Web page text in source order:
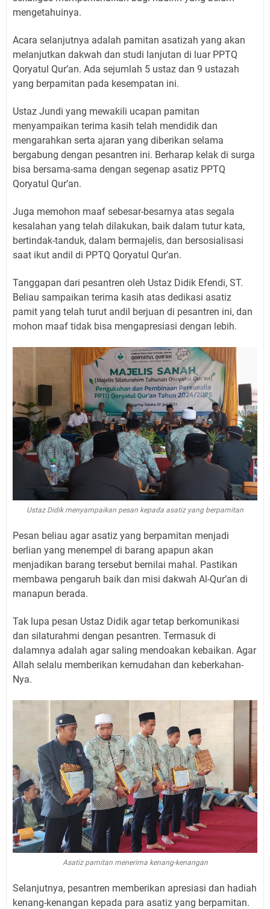
mengetahuinya.
Acara selanjutnya adalah pamitan asatizah yang akan
melanjutkan dakwah dan studi lanjutan di luar PPTQ
Qoryatul Qur’an. Ada sejumlah 5 ustaz dan 9 ustazah
yang berpamitan pada kesempatan ini.
Ustaz Jundi yang mewakili ucapan pamitan
menyampaikan terima kasih telah mendidik dan
mengarahkan serta ajaran yang diberikan selama
bergabung dengan pesantren ini. Berharap kelak di surga
bisa bersama-sama dengan segenap asatiz PPTQ
Qoryatul Qur’an.
Juga memohon maaf sebesar-besarnya atas segala
kesalahan yang telah dilakukan, baik dalam tutur kata,
bertindak-tanduk, dalam bermajelis, dan bersosialisasi
saat ikut andil di PPTQ Qoryatul Qur’an.
Tanggapan dari pesantren oleh Ustaz Didik Efendi, ST.
Beliau sampaikan terima kasih atas dedikasi asatiz
pamit yang telah turut andil berjuan di pesantren ini, dan
mohon maaf tidak bisa mengapresiasi dengan lebih.
Ustaz Didik menyampaikan pesan kepada asatiz yang berpamitan
Pesan beliau agar asatiz yang berpamitan menjadi
berlian yang menempel di barang apapun akan
menjadikan barang tersebut bernilai mahal. Pastikan
membawa pengaruh baik dan misi dakwah Al-Qur’an di
manapun berada.
Tak lupa pesan Ustaz Didik agar tetap berkomunikasi
dan silaturahmi dengan pesantren. Termasuk di
dalamnya adalah agar saling mendoakan kebaikan. Agar
Allah selalu memberikan kemudahan dan keberkahan-
Nya.
Asatiz pamitan menerima kenang-kenangan
Selanjutnya, pesantren memberikan apresiasi dan hadiah
kenang-kenangan kepada para asatiz yang berpamitan.